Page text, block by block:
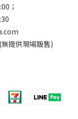
；
提供現場販售)